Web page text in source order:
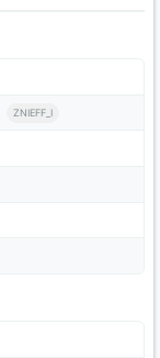
ZNIEFF_I